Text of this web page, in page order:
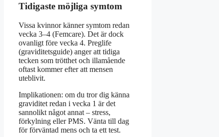
Tidigaste möjliga symtom
Vissa kvinnor känner symtom redan
vecka 3–4 (Femcare). Det är dock
ovanligt före vecka 4. Preglife
(graviditetsguide) anger att tidiga
tecken som trötthet och illamående
oftast kommer efter att mensen
uteblivit.
Implikationen: om du tror dig känna
graviditet redan i vecka 1 är det
sannolikt något annat – stress,
förkylning eller PMS. Vänta till dag
för förväntad mens och ta ett test.